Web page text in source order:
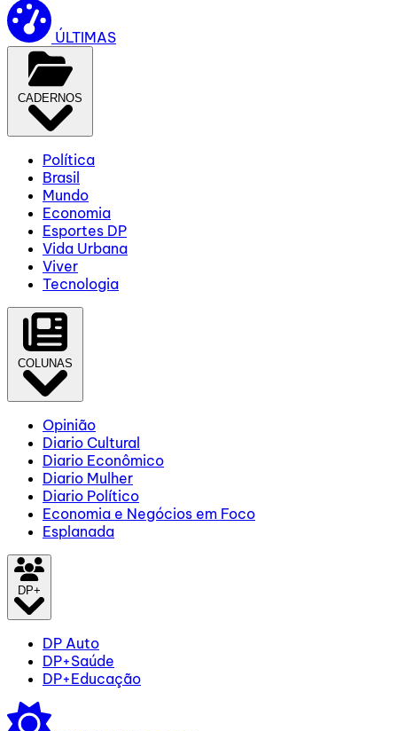
ÚLTIMAS
CADERNOS
Política
Brasil
Mundo
Economia
Esportes DP
Vida Urbana
Viver
Tecnologia
COLUNAS
Opinião
Diario Cultural
Diario Econômico
Diario Mulher
Diario Político
Economia e Negócios em Foco
Esplanada
DP+
DP Auto
DP+Saúde
DP+Educação